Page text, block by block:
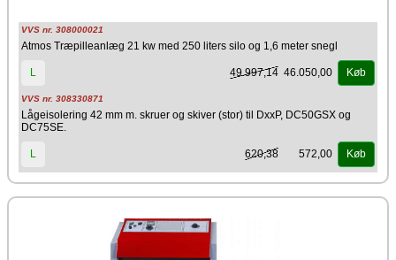
VVS nr. 308000021
Atmos Træpilleanlæg 21 kw med 250 liters silo og 1,6 meter snegl
L 49.997,14 46.050,00 Køb
VVS nr. 308330871
Lågeisolering 42 mm m. skruer og skiver (stor) til DxxP, DC50GSX og
DC75SE.
L 620,38 572,00 Køb